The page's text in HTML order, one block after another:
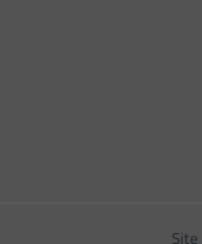
Site